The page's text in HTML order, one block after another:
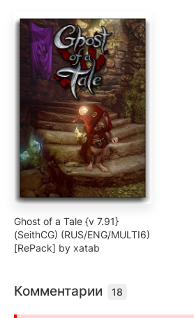
Ghost of a Tale {v 7.91}
(SeithCG) (RUS/ENG/MULTI6)
[RePack] by xatab
Комментарии 18